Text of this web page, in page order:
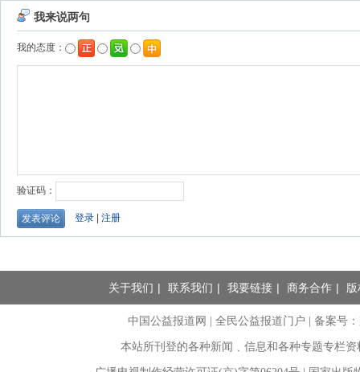
关于我们 | 联系我们 | 我要链接 | 商务合作 |
中国公益报道网 | 全民公益报道门户 |备案号
本站所刊登的各种新闻﹑信息和各种专题专栏